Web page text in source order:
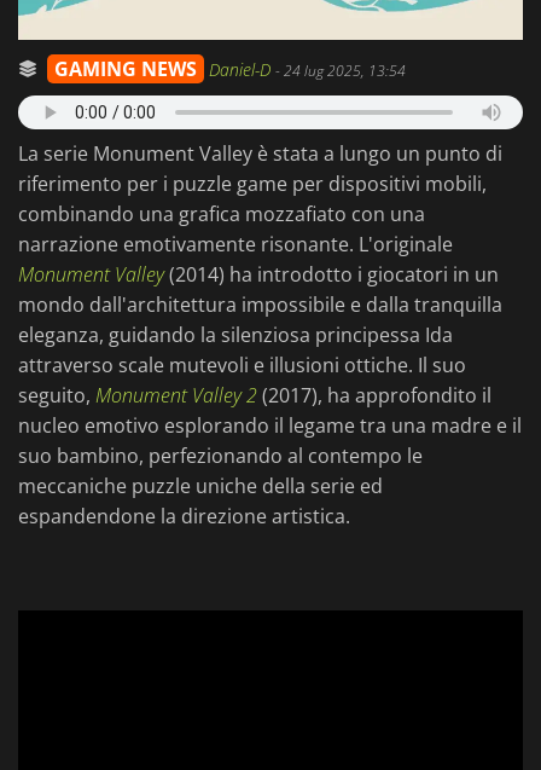
GAMING NEWS Daniel-D -24 lug 2025, 13:54
La serie Monument Valley è stata a lungo un punto di
riferimento per i puzzle game per dispositivi mobili,
combinando una grafica mozzafiato con una
narrazione emotivamente risonante. L'originale
Monument Valley(2014) ha introdotto i giocatori in un
mondo dall'architettura impossibile e dalla tranquilla
eleganza, guidando la silenziosa principessa Ida
attraverso scale mutevoli e illusioni ottiche. Il suo
seguito, Monument Valley 2(2017), ha approfondito il
nucleo emotivo esplorando il legame tra una madre e il
suo bambino, perfezionando al contempo le
meccaniche puzzle uniche della serie ed
espandendone la direzione artistica.